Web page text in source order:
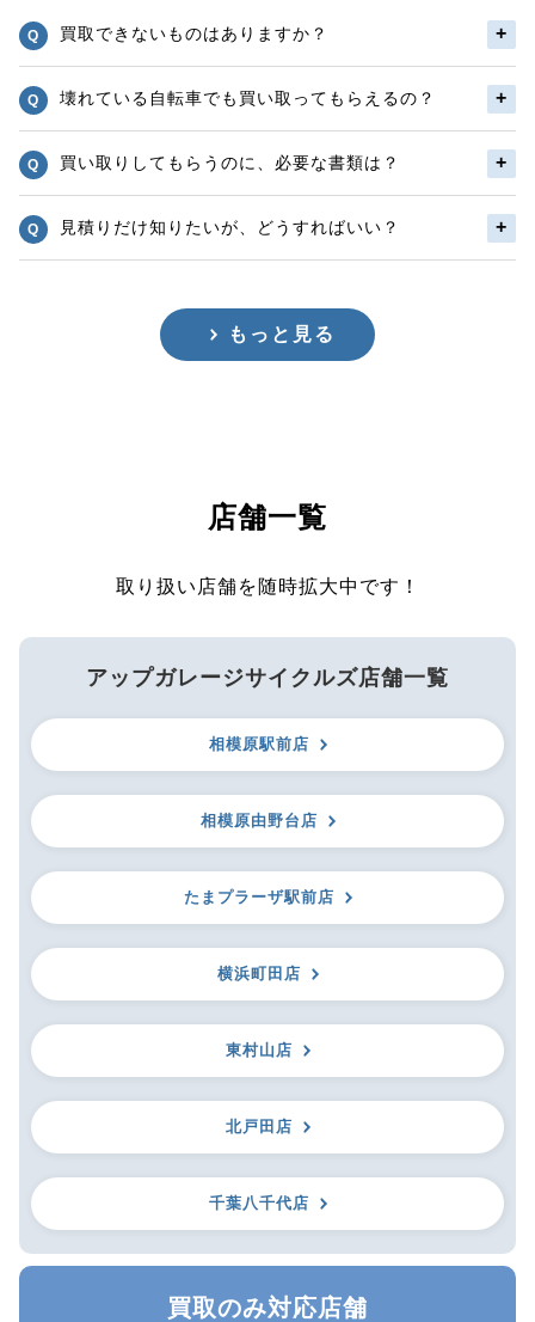
買取できないものはありますか？
壊れている自転車でも買い取ってもらえるの？
買い取りしてもらうのに、必要な書類は？
見積りだけ知りたいが、どうすればいい？
もっと見る
店舗一覧
取り扱い店舗を随時拡大中です！
アップガレージサイクルズ店舗一覧
相模原駅前店
相模原由野台店
たまプラーザ駅前店
横浜町田店
東村山店
北戸田店
千葉八千代店
買取のみ対応店舗